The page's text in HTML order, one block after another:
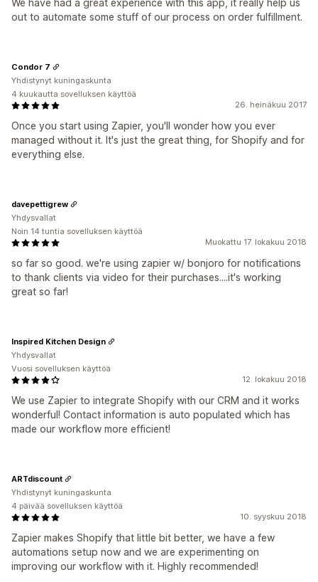
We have had a great experience with this app, it really help us
out to automate some stuff of our process on order fulfillment.
26. heinäkuu 2017
Once you start using Zapier, you'll wonder how you ever
managed without it. It's just the great thing, for Shopify and for
everything else.
Condor 7
Yhdistynyt kuningaskunta
4 kuukautta sovelluksen käyttöä
Muokattu 17. lokakuu 2018
so far so good. we're using zapier w/ bonjoro for notifications
to thank clients via video for their purchases....it's working
great so far!
davepettigrew
Yhdysvallat
Noin 14 tuntia sovelluksen käyttöä
12. lokakuu 2018
We use Zapier to integrate Shopify with our CRM and it works
wonderful! Contact information is auto populated which has
made our workflow more efficient!
Inspired Kitchen Design
Yhdysvallat
Vuosi sovelluksen käyttöä
10. syyskuu 2018
Zapier makes Shopify that little bit better, we have a few
automations setup now and we are experimenting on
improving our workflow with it. Highly recommended!
ARTdiscount
Yhdistynyt kuningaskunta
4 päivää sovelluksen käyttöä